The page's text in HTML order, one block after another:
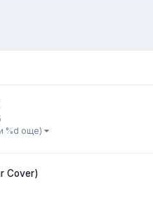
%d още)
Cover)